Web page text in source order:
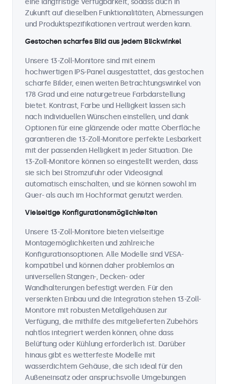
eine langfristige Verfügbarkeit, sodass auch in
Zukunft auf dieselben Funktionalitäten, Abmessungen
und Produktspezifikationen vertraut werden kann.
Gestochen scharfes Bild aus jedem Blickwinkel
Unsere 13-Zoll-Monitore sind mit einem
hochwertigen IPS-Panel ausgestattet, das gestochen
scharfe Bilder, einen weiten Betrachtungswinkel von
178 Grad und eine naturgetreue Farbdarstellung
bietet. Kontrast, Farbe und Helligkeit lassen sich
nach individuellen Wünschen einstellen, und dank
Optionen für eine glänzende oder matte Oberfläche
garantieren die 13-Zoll-Monitore perfekte Lesbarkeit
mit der passenden Helligkeit in jeder Situation. Die
13-Zoll-Monitore können so eingestellt werden, dass
sie sich bei Stromzufuhr oder Videosignal
automatisch einschalten, und sie können sowohl im
Quer- als auch im Hochformat genutzt werden.
Vielseitige Konfigurationsmöglichkeiten
Unsere 13-Zoll-Monitore bieten vielseitige
Montagemöglichkeiten und zahlreiche
Konfigurationsoptionen. Alle Modelle sind VESA-
kompatibel und können daher problemlos an
universellen Stangen-, Decken- oder
Wandhalterungen befestigt werden. Für den
versenkten Einbau und die Integration stehen 13-Zoll-
Monitore mit robusten Metallgehäusen zur
Verfügung, die mithilfe des mitgelieferten Zubehörs
nahtlos integriert werden können, ohne dass
Belüftung oder Kühlung erforderlich ist. Darüber
hinaus gibt es wetterfeste Modelle mit
wasserdichtem Gehäuse, die sich ideal für den
Außeneinsatz oder anspruchsvolle Umgebungen